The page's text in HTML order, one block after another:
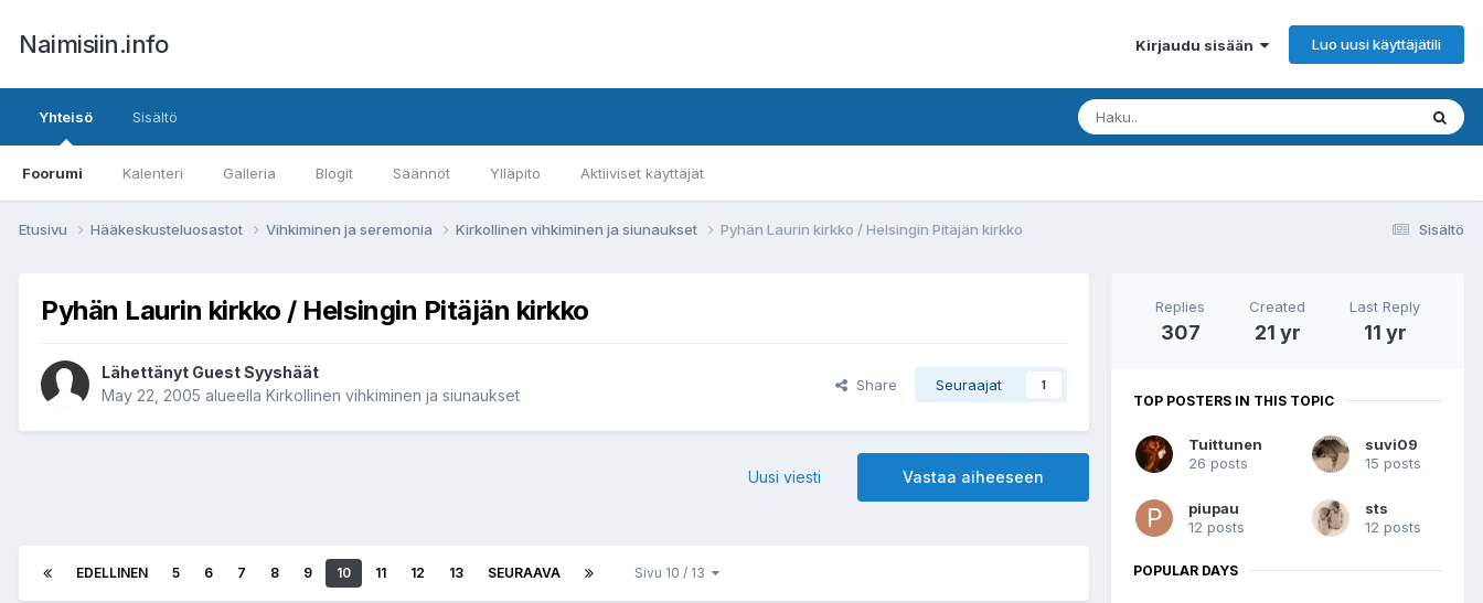
Naimisiin.info Kirjaudu sisään Luo uusi käyttäjätili
Yhteisö
Foorumi Kalenteri Galleria Blogit Säännöt Ylläpito Aktiiviset käyttäjät
Sisältö
Sisältö
Etusivu Hääkeskusteluosastot Vihkiminen ja seremonia Kirkollinen vihkiminen ja siunaukset Pyhän Laurin kirkko / Helsingin Pitäjän kirkko
Pyhän Laurin kirkko / Helsingin Pitäjän kirkko
Lähettänyt Guest Syyshäät
May 22, 2005 alueella Kirkollinen vihkiminen ja siunaukset
Share Seuraajat 1
Vastaa aiheeseen
Uusi viesti
EDELLINEN 5 6 7 8 9 10 11 12 13 SEURAAVA Sivu 10 / 13
Replies
307
Created
21 yr
Last Reply
11 yr
TOP POSTERS IN THIS TOPIC
Tuittunen
26 posts
suvi09
15 posts
piupau
12 posts
sts
12 posts
POPULAR DAYS